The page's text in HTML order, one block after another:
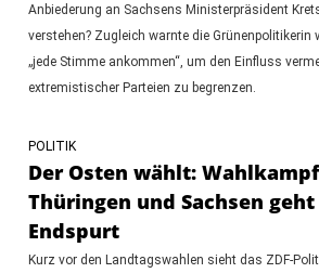
Anbiederung an Sachsens Ministerpräsident
verstehen? Zugleich warnte die Grünenpolitikerin
„jede Stimme ankommen“, um den Einfluss
extremistischer Parteien zu begrenzen.
POLITIK
Der Osten wählt:
Thüringen und Sachsen
Endspurt
Kurz vor den Landtagswahlen sieht das ZDF-